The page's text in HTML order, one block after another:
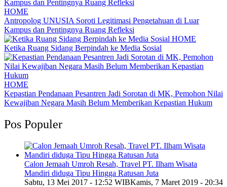
HOME
Antropolog UNUSIA Soroti Legitimasi Pengetahuan di Luar
Kampus dan Pentingnya Ruang Refleksi
HOME
Ketika Ruang Sidang Berpindah ke Media Sosial
HOME
Kepastian Pendanaan Pesantren Jadi Sorotan di MK, Pemohon Nilai
Kewajiban Negara Masih Belum Memberikan Kepastian Hukum
Pos Populer
Calon Jemaah Umroh Resah, Travel PT. Ilham Wisata
Mandiri diduga Tipu Hingga Ratusan Juta
Sabtu, 13 Mei 2017 - 12:52 WIBKamis, 7 Maret 2019 - 20:34